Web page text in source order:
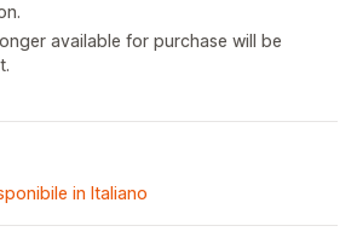
available for purchase will be
in Italiano